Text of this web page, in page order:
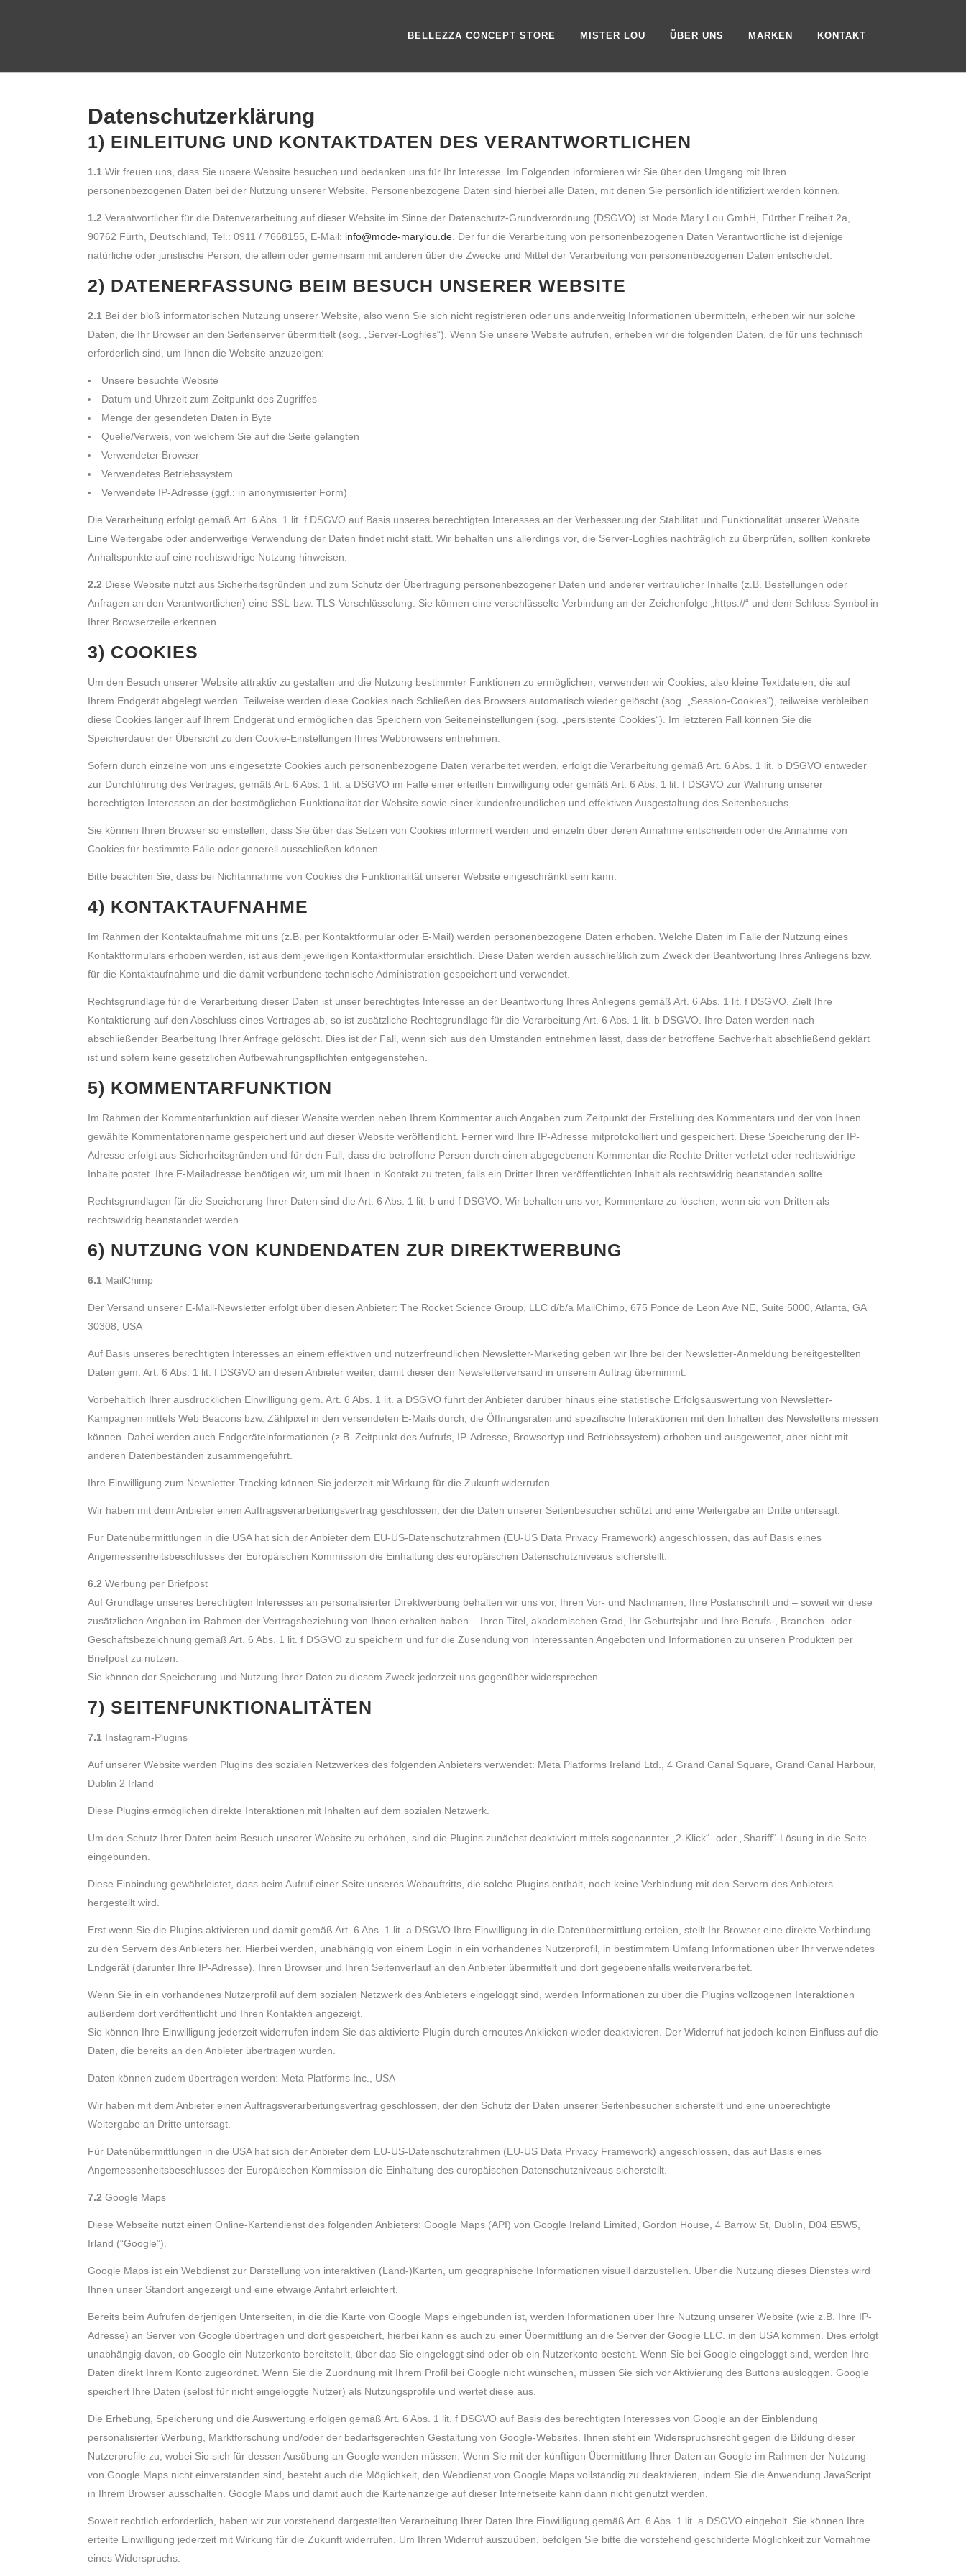
BELLEZZA CONCEPT STORE MISTER LOU ÜBER UNS MARKEN KONTAKT
DATENSCHUTZERKLÄRUNG
Datenschutzerklärung
1) EINLEITUNG UND KONTAKTDATEN DES VERANTWORTLICHEN
1.1 Wir freuen uns, dass Sie unsere Website besuchen und bedanken uns für Ihr Interesse. Im Folgenden informieren wir Sie über den Umgang mit Ihren
personenbezogenen Daten bei der Nutzung unserer Website. Personenbezogene Daten sind hierbei alle Daten, mit denen Sie persönlich identifiziert werden können.
1.2 Verantwortlicher für die Datenverarbeitung auf dieser Website im Sinne der Datenschutz-Grundverordnung (DSGVO) ist Mode Mary Lou GmbH, Fürther Freiheit 2a,
90762 Fürth, Deutschland, Tel.: 0911 / 7668155, E-Mail: info@mode-marylou.de . Der für die Verarbeitung von personenbezogenen Daten Verantwortliche ist diejenige
natürliche oder juristische Person, die allein oder gemeinsam mit anderen über die Zwecke und Mittel der Verarbeitung von personenbezogenen Daten entscheidet.
2) DATENERFASSUNG BEIM BESUCH UNSERER WEBSITE
2.1 Bei der bloß informatorischen Nutzung unserer Website, also wenn Sie sich nicht registrieren oder uns anderweitig Informationen übermitteln, erheben wir nur solche
Daten, die Ihr Browser an den Seitenserver übermittelt (sog. „Server-Logfiles“). Wenn Sie unsere Website aufrufen, erheben wir die folgenden Daten, die für uns technisch
erforderlich sind, um Ihnen die Website anzuzeigen:
Unsere besuchte Website
Datum und Uhrzeit zum Zeitpunkt des Zugriffes
Menge der gesendeten Daten in Byte
Quelle/Verweis, von welchem Sie auf die Seite gelangten
Verwendeter Browser
Verwendetes Betriebssystem
Verwendete IP-Adresse (ggf.: in anonymisierter Form)
Die Verarbeitung erfolgt gemäß Art. 6 Abs. 1 lit. f DSGVO auf Basis unseres berechtigten Interesses an der Verbesserung der Stabilität und Funktionalität unserer Website.
Eine Weitergabe oder anderweitige Verwendung der Daten findet nicht statt. Wir behalten uns allerdings vor, die Server-Logfiles nachträglich zu überprüfen, sollten konkrete
Anhaltspunkte auf eine rechtswidrige Nutzung hinweisen.
2.2 Diese Website nutzt aus Sicherheitsgründen und zum Schutz der Übertragung personenbezogener Daten und anderer vertraulicher Inhalte (z.B. Bestellungen oder
Anfragen an den Verantwortlichen) eine SSL-bzw. TLS-Verschlüsselung. Sie können eine verschlüsselte Verbindung an der Zeichenfolge „https://“ und dem Schloss-Symbol in
Ihrer Browserzeile erkennen.
3) COOKIES
Um den Besuch unserer Website attraktiv zu gestalten und die Nutzung bestimmter Funktionen zu ermöglichen, verwenden wir Cookies, also kleine Textdateien, die auf
Ihrem Endgerät abgelegt werden. Teilweise werden diese Cookies nach Schließen des Browsers automatisch wieder gelöscht (sog. „Session-Cookies“), teilweise verbleiben
diese Cookies länger auf Ihrem Endgerät und ermöglichen das Speichern von Seiteneinstellungen (sog. „persistente Cookies“). Im letzteren Fall können Sie die
Speicherdauer der Übersicht zu den Cookie-Einstellungen Ihres Webbrowsers entnehmen.
Sofern durch einzelne von uns eingesetzte Cookies auch personenbezogene Daten verarbeitet werden, erfolgt die Verarbeitung gemäß Art. 6 Abs. 1 lit. b DSGVO entweder
zur Durchführung des Vertrages, gemäß Art. 6 Abs. 1 lit. a DSGVO im Falle einer erteilten Einwilligung oder gemäß Art. 6 Abs. 1 lit. f DSGVO zur Wahrung unserer
berechtigten Interessen an der bestmöglichen Funktionalität der Website sowie einer kundenfreundlichen und effektiven Ausgestaltung des Seitenbesuchs.
Sie können Ihren Browser so einstellen, dass Sie über das Setzen von Cookies informiert werden und einzeln über deren Annahme entscheiden oder die Annahme von
Cookies für bestimmte Fälle oder generell ausschließen können.
Bitte beachten Sie, dass bei Nichtannahme von Cookies die Funktionalität unserer Website eingeschränkt sein kann.
4) KONTAKTAUFNAHME
Im Rahmen der Kontaktaufnahme mit uns (z.B. per Kontaktformular oder E-Mail) werden personenbezogene Daten erhoben. Welche Daten im Falle der Nutzung eines
Kontaktformulars erhoben werden, ist aus dem jeweiligen Kontaktformular ersichtlich. Diese Daten werden ausschließlich zum Zweck der Beantwortung Ihres Anliegens bzw.
für die Kontaktaufnahme und die damit verbundene technische Administration gespeichert und verwendet.
Rechtsgrundlage für die Verarbeitung dieser Daten ist unser berechtigtes Interesse an der Beantwortung Ihres Anliegens gemäß Art. 6 Abs. 1 lit. f DSGVO. Zielt Ihre
Kontaktierung auf den Abschluss eines Vertrages ab, so ist zusätzliche Rechtsgrundlage für die Verarbeitung Art. 6 Abs. 1 lit. b DSGVO. Ihre Daten werden nach
abschließender Bearbeitung Ihrer Anfrage gelöscht. Dies ist der Fall, wenn sich aus den Umständen entnehmen lässt, dass der betroffene Sachverhalt abschließend geklärt
ist und sofern keine gesetzlichen Aufbewahrungspflichten entgegenstehen.
5) KOMMENTARFUNKTION
Im Rahmen der Kommentarfunktion auf dieser Website werden neben Ihrem Kommentar auch Angaben zum Zeitpunkt der Erstellung des Kommentars und der von Ihnen
gewählte Kommentatorenname gespeichert und auf dieser Website veröffentlicht. Ferner wird Ihre IP-Adresse mitprotokolliert und gespeichert. Diese Speicherung der IP-
Adresse erfolgt aus Sicherheitsgründen und für den Fall, dass die betroffene Person durch einen abgegebenen Kommentar die Rechte Dritter verletzt oder rechtswidrige
Inhalte postet. Ihre E-Mailadresse benötigen wir, um mit Ihnen in Kontakt zu treten, falls ein Dritter Ihren veröffentlichten Inhalt als rechtswidrig beanstanden sollte.
Rechtsgrundlagen für die Speicherung Ihrer Daten sind die Art. 6 Abs. 1 lit. b und f DSGVO. Wir behalten uns vor, Kommentare zu löschen, wenn sie von Dritten als
rechtswidrig beanstandet werden.
6) NUTZUNG VON KUNDENDATEN ZUR DIREKTWERBUNG
6.1 MailChimp
Der Versand unserer E-Mail-Newsletter erfolgt über diesen Anbieter: The Rocket Science Group, LLC d/b/a MailChimp, 675 Ponce de Leon Ave NE, Suite 5000, Atlanta, GA
30308, USA
Auf Basis unseres berechtigten Interesses an einem effektiven und nutzerfreundlichen Newsletter-Marketing geben wir Ihre bei der Newsletter-Anmeldung bereitgestellten
Daten gem. Art. 6 Abs. 1 lit. f DSGVO an diesen Anbieter weiter, damit dieser den Newsletterversand in unserem Auftrag übernimmt.
Vorbehaltlich Ihrer ausdrücklichen Einwilligung gem. Art. 6 Abs. 1 lit. a DSGVO führt der Anbieter darüber hinaus eine statistische Erfolgsauswertung von Newsletter-
Kampagnen mittels Web Beacons bzw. Zählpixel in den versendeten E-Mails durch, die Öffnungsraten und spezifische Interaktionen mit den Inhalten des Newsletters messen
können. Dabei werden auch Endgeräteinformationen (z.B. Zeitpunkt des Aufrufs, IP-Adresse, Browsertyp und Betriebssystem) erhoben und ausgewertet, aber nicht mit
anderen Datenbeständen zusammengeführt.
Ihre Einwilligung zum Newsletter-Tracking können Sie jederzeit mit Wirkung für die Zukunft widerrufen.
Wir haben mit dem Anbieter einen Auftragsverarbeitungsvertrag geschlossen, der die Daten unserer Seitenbesucher schützt und eine Weitergabe an Dritte untersagt.
Für Datenübermittlungen in die USA hat sich der Anbieter dem EU-US-Datenschutzrahmen (EU-US Data Privacy Framework) angeschlossen, das auf Basis eines
Angemessenheitsbeschlusses der Europäischen Kommission die Einhaltung des europäischen Datenschutzniveaus sicherstellt.
6.2 Werbung per Briefpost
Auf Grundlage unseres berechtigten Interesses an personalisierter Direktwerbung behalten wir uns vor, Ihren Vor- und Nachnamen, Ihre Postanschrift und – soweit wir diese
zusätzlichen Angaben im Rahmen der Vertragsbeziehung von Ihnen erhalten haben – Ihren Titel, akademischen Grad, Ihr Geburtsjahr und Ihre Berufs-, Branchen- oder
Geschäftsbezeichnung gemäß Art. 6 Abs. 1 lit. f DSGVO zu speichern und für die Zusendung von interessanten Angeboten und Informationen zu unseren Produkten per
Briefpost zu nutzen.
Sie können der Speicherung und Nutzung Ihrer Daten zu diesem Zweck jederzeit uns gegenüber widersprechen.
7) SEITENFUNKTIONALITÄTEN
7.1 Instagram-Plugins
Auf unserer Website werden Plugins des sozialen Netzwerkes des folgenden Anbieters verwendet: Meta Platforms Ireland Ltd., 4 Grand Canal Square, Grand Canal Harbour,
Dublin 2 Irland
Diese Plugins ermöglichen direkte Interaktionen mit Inhalten auf dem sozialen Netzwerk.
Um den Schutz Ihrer Daten beim Besuch unserer Website zu erhöhen, sind die Plugins zunächst deaktiviert mittels sogenannter „2-Klick“- oder „Shariff“-Lösung in die Seite
eingebunden.
Diese Einbindung gewährleistet, dass beim Aufruf einer Seite unseres Webauftritts, die solche Plugins enthält, noch keine Verbindung mit den Servern des Anbieters
hergestellt wird.
Erst wenn Sie die Plugins aktivieren und damit gemäß Art. 6 Abs. 1 lit. a DSGVO Ihre Einwilligung in die Datenübermittlung erteilen, stellt Ihr Browser eine direkte Verbindung
zu den Servern des Anbieters her. Hierbei werden, unabhängig von einem Login in ein vorhandenes Nutzerprofil, in bestimmtem Umfang Informationen über Ihr verwendetes
Endgerät (darunter Ihre IP-Adresse), Ihren Browser und Ihren Seitenverlauf an den Anbieter übermittelt und dort gegebenenfalls weiterverarbeitet.
Wenn Sie in ein vorhandenes Nutzerprofil auf dem sozialen Netzwerk des Anbieters eingeloggt sind, werden Informationen zu über die Plugins vollzogenen Interaktionen
außerdem dort veröffentlicht und Ihren Kontakten angezeigt.
Sie können Ihre Einwilligung jederzeit widerrufen indem Sie das aktivierte Plugin durch erneutes Anklicken wieder deaktivieren. Der Widerruf hat jedoch keinen Einfluss auf die
Daten, die bereits an den Anbieter übertragen wurden.
Daten können zudem übertragen werden: Meta Platforms Inc., USA
Wir haben mit dem Anbieter einen Auftragsverarbeitungsvertrag geschlossen, der den Schutz der Daten unserer Seitenbesucher sicherstellt und eine unberechtigte
Weitergabe an Dritte untersagt.
Für Datenübermittlungen in die USA hat sich der Anbieter dem EU-US-Datenschutzrahmen (EU-US Data Privacy Framework) angeschlossen, das auf Basis eines
Angemessenheitsbeschlusses der Europäischen Kommission die Einhaltung des europäischen Datenschutzniveaus sicherstellt.
7.2 Google Maps
Diese Webseite nutzt einen Online-Kartendienst des folgenden Anbieters: Google Maps (API) von Google Ireland Limited, Gordon House, 4 Barrow St, Dublin, D04 E5W5,
Irland (“Google”).
Google Maps ist ein Webdienst zur Darstellung von interaktiven (Land-)Karten, um geographische Informationen visuell darzustellen. Über die Nutzung dieses Dienstes wird
Ihnen unser Standort angezeigt und eine etwaige Anfahrt erleichtert.
Bereits beim Aufrufen derjenigen Unterseiten, in die die Karte von Google Maps eingebunden ist, werden Informationen über Ihre Nutzung unserer Website (wie z.B. Ihre IP-
Adresse) an Server von Google übertragen und dort gespeichert, hierbei kann es auch zu einer Übermittlung an die Server der Google LLC. in den USA kommen. Dies erfolgt
unabhängig davon, ob Google ein Nutzerkonto bereitstellt, über das Sie eingeloggt sind oder ob ein Nutzerkonto besteht. Wenn Sie bei Google eingeloggt sind, werden Ihre
Daten direkt Ihrem Konto zugeordnet. Wenn Sie die Zuordnung mit Ihrem Profil bei Google nicht wünschen, müssen Sie sich vor Aktivierung des Buttons ausloggen. Google
speichert Ihre Daten (selbst für nicht eingeloggte Nutzer) als Nutzungsprofile und wertet diese aus.
Die Erhebung, Speicherung und die Auswertung erfolgen gemäß Art. 6 Abs. 1 lit. f DSGVO auf Basis des berechtigten Interesses von Google an der Einblendung
personalisierter Werbung, Marktforschung und/oder der bedarfsgerechten Gestaltung von Google-Websites. Ihnen steht ein Widerspruchsrecht gegen die Bildung dieser
Nutzerprofile zu, wobei Sie sich für dessen Ausübung an Google wenden müssen. Wenn Sie mit der künftigen Übermittlung Ihrer Daten an Google im Rahmen der Nutzung
von Google Maps nicht einverstanden sind, besteht auch die Möglichkeit, den Webdienst von Google Maps vollständig zu deaktivieren, indem Sie die Anwendung JavaScript
in Ihrem Browser ausschalten. Google Maps und damit auch die Kartenanzeige auf dieser Internetseite kann dann nicht genutzt werden.
Soweit rechtlich erforderlich, haben wir zur vorstehend dargestellten Verarbeitung Ihrer Daten Ihre Einwilligung gemäß Art. 6 Abs. 1 lit. a DSGVO eingeholt. Sie können Ihre
erteilte Einwilligung jederzeit mit Wirkung für die Zukunft widerrufen. Um Ihren Widerruf auszuüben, befolgen Sie bitte die vorstehend geschilderte Möglichkeit zur Vornahme
eines Widerspruchs.